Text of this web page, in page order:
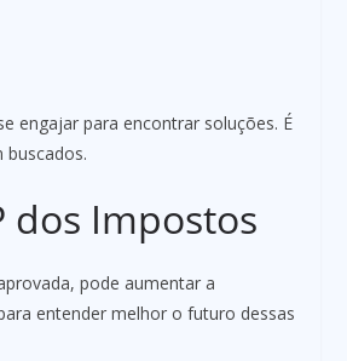
engajar para encontrar soluções. É
buscados.
dos Impostos
pode aumentar a
entender melhor o futuro dessas